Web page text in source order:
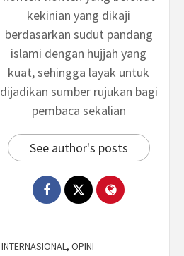
kekinian yang dikaji
berdasarkan sudut pandang
islami dengan hujjah yang
kuat, sehingga layak untuk
dijadikan sumber rujukan bagi
pembaca sekalian
See author's posts
INTERNASIONAL, OPINI